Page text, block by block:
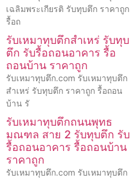
เฉลิมพระเกียรติ รับทุบตึก ราคาถูก
รื้อถ
รับเหมาทุบตึกสำเหร่ รับทุบ
ตึก รับรื้อถอนอาคาร รื้อ
ถอนบ้าน ราคาถูก
รับเหมาทุบตึก.com รับเหมาทุบตึก
สำเหร่ รับทุบตึก ราคาถูก รื้อถอน
บ้าน รั
รับเหมาทุบตึกถนนพุทธ
มณฑล สาย 2 รับทุบตึก รับ
รื้อถอนอาคาร รื้อถอนบ้าน
ราคาถูก
รับเหมาทุบตึก.com รับเหมาทุบตึก